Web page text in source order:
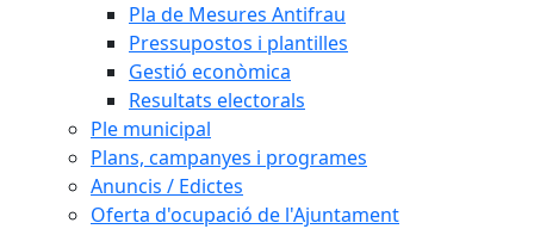
Pla de Mesures Antifrau
Pressupostos i plantilles
Gestió econòmica
Resultats electorals
Ple municipal
Plans, campanyes i programes
Anuncis / Edictes
Oferta d'ocupació de l'Ajuntament